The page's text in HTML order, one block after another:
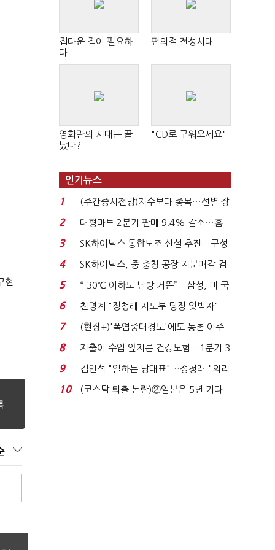
(신년사)이낙연 "'회복'과 '출발'의 새해…'전진'과 '통합' 구현할 것"
집다운 집이 필요하
다
편의점 전성시대
영화관의 시대는 끝
났다?
"CD로 구워오세요"
인기뉴스
1
(주간증시전망)지수보다 종목…선별 장
세 이어진다...
2
대형마트 2분기 판매 9.4% 감소…홈
플러스 사태 여파...
3
SK하이닉스 통합노조 신설 추진…구성
원간 성과급 불...
4
SK하이닉스, 중 충칭 공장 지분매각 검
토?…“확정된 바...
5
“-30℃ 이하도 난방 거뜬”…삼성, 미 국
립연구소와 개...
6
친명계 "정청래 지도부 당정 엇박자"…
친청계 "신천지 오...
7
(현장+)'폭염중대경보'에도 농촌 이주
노동자는 강행군…'야...
8
지출이 수입 앞지른 건강보험…1분기 3
조8989억 적자...
9
김민석 "일하는 당대표"…정청래 "의리
가 제일 중요"...
10
(코스닥 퇴출 논란)②일본은 5년 기다